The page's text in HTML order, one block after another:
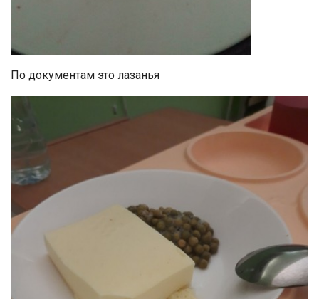
По документам это лазанья